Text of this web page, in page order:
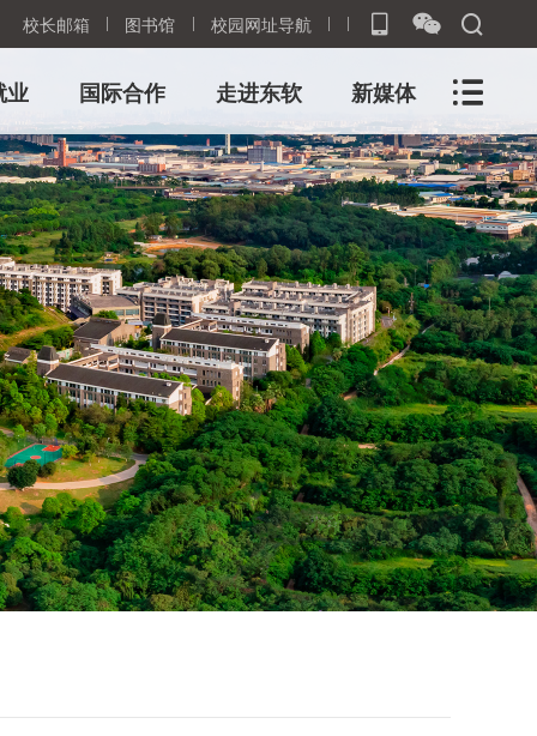
校长邮箱 图书馆 校园网址导航
业 国际合作 走进东软 新媒体